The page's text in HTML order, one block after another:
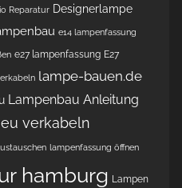
Reparatur Designerlampe
e14 lampenfassung
e27 lampenfassung E27
lampe-bauen.de
Lampenbau Anleitung
verkabeln
lampenfassung öffnen
hamburg Lampen